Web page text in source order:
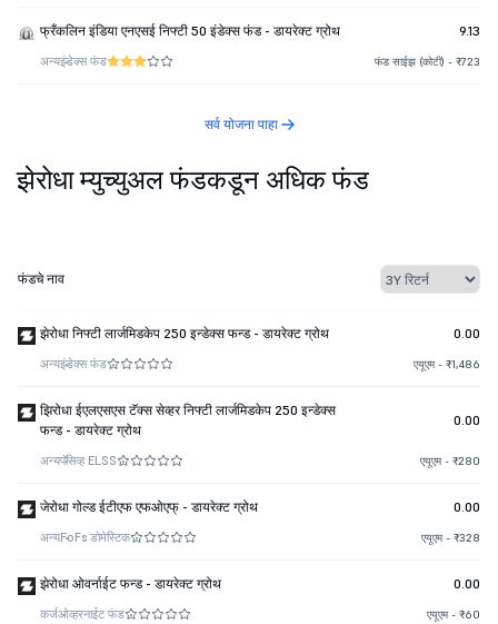
फ्रँकलिन इंडिया एनएसई निफ्टी 50 इंडेक्स फंड - डायरेक्ट ग्रोथ 9.13
अन्यइंडेक्स फंड फंड साईझ (कोटी) - ₹723
सर्व योजना पाहा
झेरोधा म्युच्युअल फंडकडून अधिक फंड
फंडचे नाव
झेरोधा निफ्टी लार्जमिडकेप 250 इन्डेक्स फन्ड - डायरेक्ट ग्रोथ 0.00
अन्यइंडेक्स फंड एयूएम - ₹1,486
झिरोधा ईएलएसएस टॅक्स सेव्हर निफ्टी लार्जमिडकेप 250 इन्डेक्स
फन्ड - डायरेक्ट ग्रोथ
0.00
अन्यपॅसिव्ह ELSS एयूएम - ₹280
जेरोधा गोल्ड ईटीएफ एफओएफ् - डायरेक्ट ग्रोथ 0.00
अन्यFoFs डोमेस्टिक एयूएम - ₹328
झेरोधा ओवर्नाईट फन्ड - डायरेक्ट ग्रोथ 0.00
कर्जओव्हरनाईट फंड एयूएम - ₹60